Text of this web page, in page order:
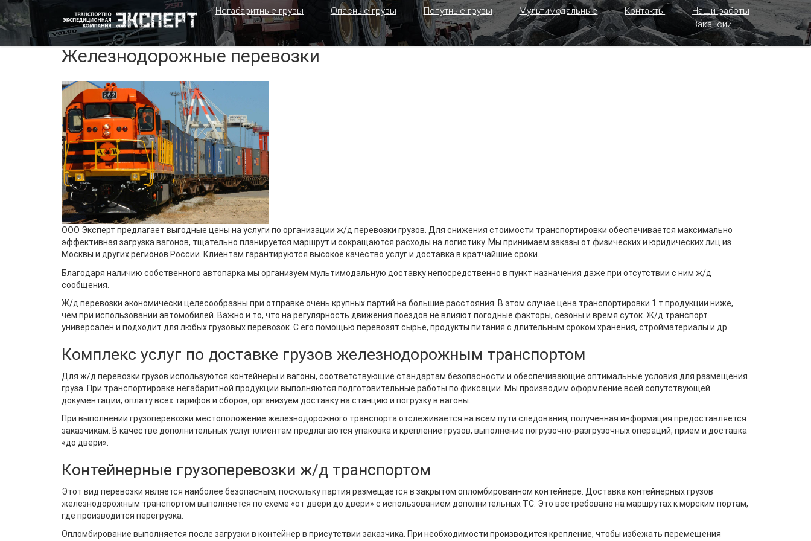
Негабаритные грузы Опасные грузы Попутные грузы Мультимодальные Контакты
Наши работы
Вакансии
Железнодорожные перевозки
ООО Эксперт предлагает выгодные цены на услуги по организации ж/д перевозки грузов. Для снижения стоимости транспортировки обеспечивается максимально
эффективная загрузка вагонов, тщательно планируется маршрут и сокращаются расходы на логистику. Мы принимаем заказы от физических и юридических лиц из
Москвы и других регионов России. Клиентам гарантируются высокое качество услуг и доставка в кратчайшие сроки.
Благодаря наличию собственного автопарка мы организуем мультимодальную доставку непосредственно в пункт назначения даже при отсутствии с ним ж/д
сообщения.
Ж/д перевозки экономически целесообразны при отправке очень крупных партий на большие расстояния. В этом случае цена транспортировки 1 т продукции ниже,
чем при использовании автомобилей. Важно и то, что на регулярность движения поездов не влияют погодные факторы, сезоны и время суток. Ж/д транспорт
универсален и подходит для любых грузовых перевозок. С его помощью перевозят сырье, продукты питания с длительным сроком хранения, стройматериалы и др.
Комплекс услуг по доставке грузов железнодорожным транспортом
Для ж/д перевозки грузов используются контейнеры и вагоны, соответствующие стандартам безопасности и обеспечивающие оптимальные условия для размещения
груза. При транспортировке негабаритной продукции выполняются подготовительные работы по фиксации. Мы производим оформление всей сопутствующей
документации, оплату всех тарифов и сборов, организуем доставку на станцию и погрузку в вагоны.
При выполнении грузоперевозки местоположение железнодорожного транспорта отслеживается на всем пути следования, полученная информация предоставляется
заказчикам. В качестве дополнительных услуг клиентам предлагаются упаковка и крепление грузов, выполнение погрузочно-разгрузочных операций, прием и доставка
«до двери».
Контейнерные грузоперевозки ж/д транспортом
Этот вид перевозки является наиболее безопасным, поскольку партия размещается в закрытом опломбированном контейнере. Доставка контейнерных грузов
железнодорожным транспортом выполняется по схеме «от двери до двери» с использованием дополнительных ТС. Это востребовано на маршрутах к морским портам,
где производится перегрузка.
Опломбирование выполняется после загрузки в контейнер в присутствии заказчика. При необходимости производится крепление, чтобы избежать перемещения